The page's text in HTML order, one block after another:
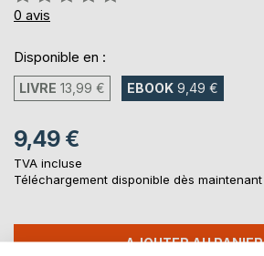
0%
0 avis
Disponible en :
LIVRE 13,99 € EBOOK 9,49 €
9,49 €
TVA incluse
Téléchargement disponible dès maintenant
AJOUTER AU PANIER